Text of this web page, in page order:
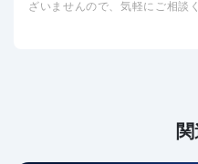
ざいませんので、気軽にご相談